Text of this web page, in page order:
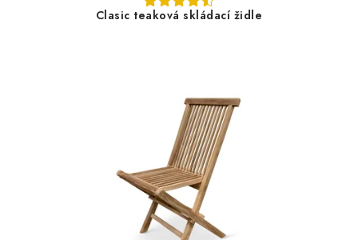
Clasic teaková skládací židle